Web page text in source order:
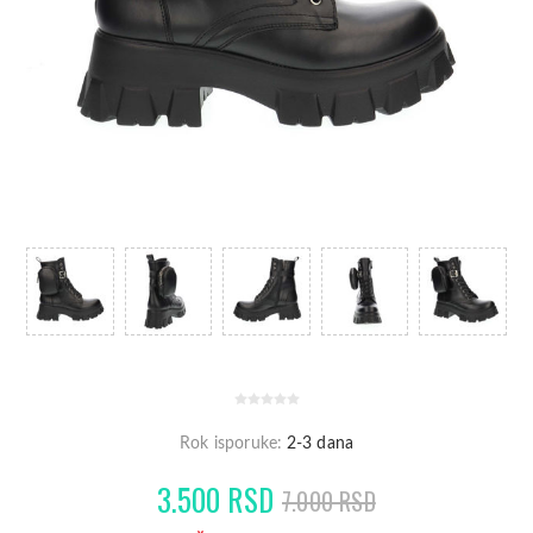
Rok isporuke: 2-3 dana
3.500 RSD 7.000 RSD